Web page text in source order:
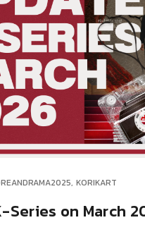
KORIKART
Series on March